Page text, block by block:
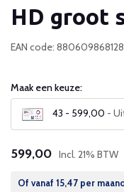
HD groot
EAN code:
Maak een keuze:
43 - 599,00 -
599,00 Incl. 21% BTW
Of vanaf 15,47 per